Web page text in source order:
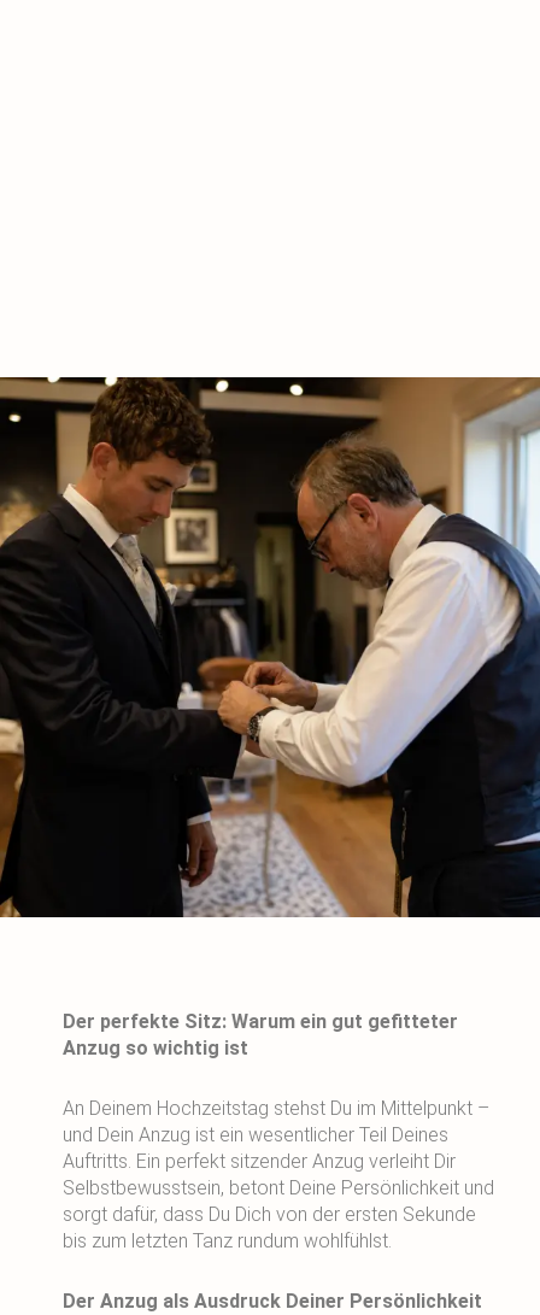
Der perfekte Sitz: Warum ein gut gefitteter
Anzug so wichtig ist
An Deinem Hochzeitstag stehst Du im Mittelpunkt –
und Dein Anzug ist ein wesentlicher Teil Deines
Auftritts. Ein perfekt sitzender Anzug verleiht Dir
Selbstbewusstsein, betont Deine Persönlichkeit und
sorgt dafür, dass Du Dich von der ersten Sekunde
bis zum letzten Tanz rundum wohlfühlst.
Der Anzug als Ausdruck Deiner Persönlichkeit